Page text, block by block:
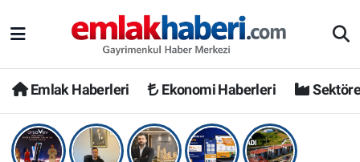
Emlak Haberleri Ekonomi Haberleri